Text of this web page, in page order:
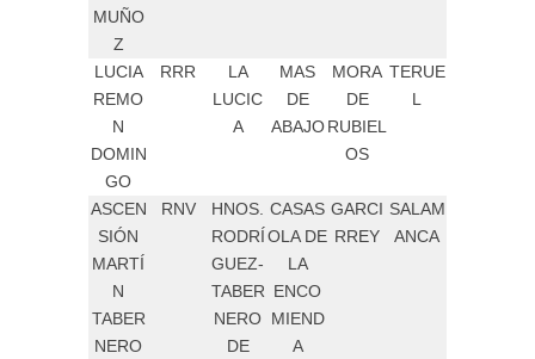
MUÑO
Z
LUCIA
REMO
N
DOMIN
GO
RRR
LA
LUCIC
A
MAS
DE
ABAJO
MORA
DE
RUBIEL
OS
TERUE
L
ASCEN
SIÓN
MARTÍ
N
TABER
NERO
RNV
HNOS.
RODRÍ
GUEZ-
TABER
NERO
DE
CASAS
OLA DE
LA
ENCO
MIEND
A
GARCI
RREY
SALAM
ANCA